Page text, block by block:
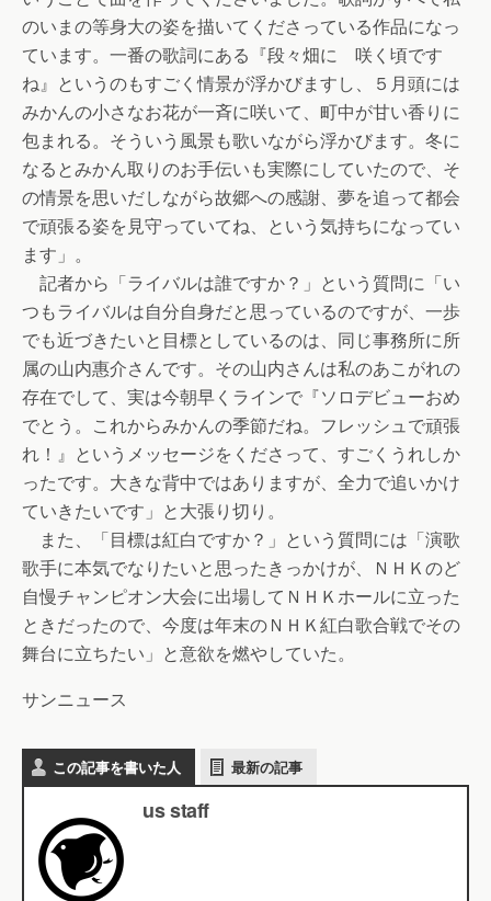
のいまの等身大の姿を描いてくださっている作品になっ
ています。一番の歌詞にある『段々畑に 咲く頃です
ね』というのもすごく情景が浮かびますし、５月頭には
みかんの小さなお花が一斉に咲いて、町中が甘い香りに
包まれる。そういう風景も歌いながら浮かびます。冬に
なるとみかん取りのお手伝いも実際にしていたので、そ
の情景を思いだしながら故郷への感謝、夢を追って都会
で頑張る姿を見守っていてね、という気持ちになってい
ます」。
記者から「ライバルは誰ですか？」という質問に「い
つもライバルは自分自身だと思っているのですが、一歩
でも近づきたいと目標としているのは、同じ事務所に所
属の山内惠介さんです。その山内さんは私のあこがれの
存在でして、実は今朝早くラインで『ソロデビューおめ
でとう。これからみかんの季節だね。フレッシュで頑張
れ！』というメッセージをくださって、すごくうれしか
ったです。大きな背中ではありますが、全力で追いかけ
ていきたいです」と大張り切り。
また、「目標は紅白ですか？」という質問には「演歌
歌手に本気でなりたいと思ったきっかけが、ＮＨＫのど
自慢チャンピオン大会に出場してＮＨＫホールに立った
ときだったので、今度は年末のＮＨＫ紅白歌合戦でその
舞台に立ちたい」と意欲を燃やしていた。
サンニュース
この記事を書いた人 最新の記事
us staff